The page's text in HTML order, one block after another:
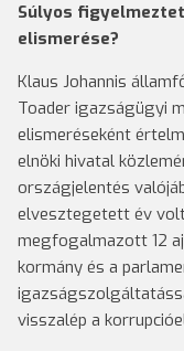
Súlyos
elismerése?
Klaus Johannis
Toader igazságügyi
elismeréseként
elnöki hivatal
országjelentés
elvesztegetett év
megfogalmazott 12
kormány és a
visszalép a